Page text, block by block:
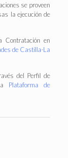
se proveen
la ejecución de
Contratación en
de Castilla-La
del Perfil de
Plataforma de